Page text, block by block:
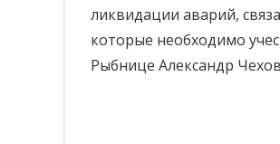
ликвидации аварий,
которые необходимо
Рыбнице Александр